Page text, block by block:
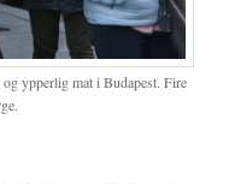
ypperlig mat i Budapest. Fire